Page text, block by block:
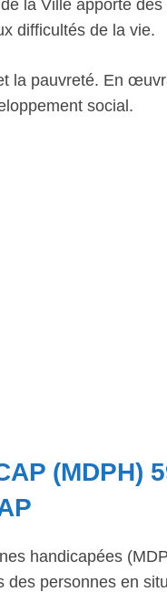
la Ville apporte
difficultés de la vie.
la pauvreté. En
social.
(MDPH)
handicapées
personnes en